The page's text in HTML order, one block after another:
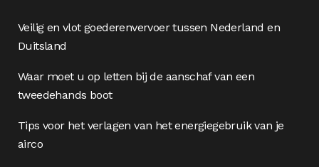
Veilig en vlot goederenvervoer tussen Nederland en
Duitsland
Waar moet u op letten bij de aanschaf van een
tweedehands boot
Tips voor het verlagen van het energiegebruik van je
airco